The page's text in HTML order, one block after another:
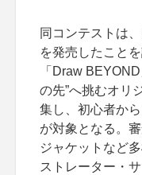
同コンテストは
を発売したこと
「Draw
の先”へ挑むオリ
集し、初心者か
が対象となる。
ジャケットなど
ストレーター・